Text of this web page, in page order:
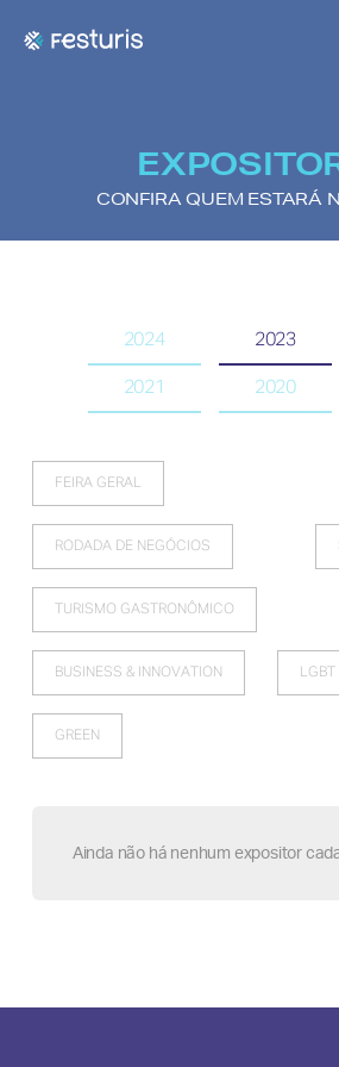
CONFIRA QUEM ESTARÁ
2024 2023
2021 2020
FEIRA GERAL
RODADA DE NEGÓCIOS
TURISMO GASTRONÔMICO
BUSINESS & INNOVATION LGBT
GREEN
Ainda não há nenhum expositor